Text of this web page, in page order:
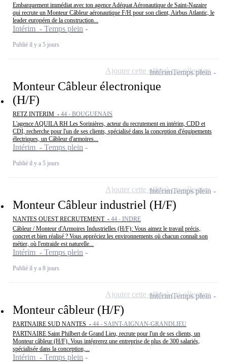
Embarquement immédiat avec ton agence Adéquat Aéronautique de Saint-Nazaire
qui recrute un Monteur Câbleur aéronautique F/H pour son client, Airbus Atlantic, le
leader européen de la construction...
Intérim - Temps plein
Publié il y a 5 jours
Monteur Câbleur électronique
(H/F)
RETZ INTERIM - 44 - BOUGUENAIS
L'agence AQUILA RH Les Sorinières, acteur du recrutement en intérim, CDD et
CDI, recherche pour l'un de ses clients, spécialisé dans la conception d'équipements
électriques, un Câbleur d'armoires...
Intérim - Temps plein
Publié il y a 5 jours
IntérimTemps plein
Ajouter cette offre à ma sélection
Monteur Câbleur industriel (H/F)
NANTES OUEST RECRUTEMENT - 44 - INDRE
Câbleur / Monteur d'Armoires Industrielles (H/F): Vous aimez le travail précis,
concret et bien réalisé ? Vous appréciez les environnements où chacun connaît son
métier, où l'entraide est naturelle...
Intérim - Temps plein
Publié il y a 8 jours
IntérimTemps plein
Ajouter cette offre à ma sélection
Monteur câbleur (H/F)
PARTNAIRE SUD NANTES - 44 - SAINT-AIGNAN-GRANDLIEU
PARTNAIRE Saint Philbert de Grand Lieu, recrute pour l'un de ses clients, un
Monteur câbleur (H/F). Vous intégrerez une entreprise de plus de 300 salariés,
spécialisée dans la conception,...
Intérim - Temps plein
IntérimTemps plein
Ajouter cette offre à ma sélection